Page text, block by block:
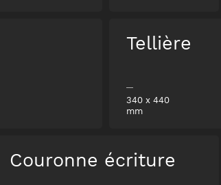
Tellière
340 x 440
mm
Couronne écriture